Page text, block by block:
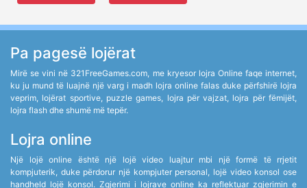
Pa pagesë lojërat
Mirë se vini në 321FreeGames.com, me kryesor lojra Online faqe internet,
ku ju mund të luajnë një varg i madh lojra online falas duke përfshirë lojra
veprim, lojërat sportive, puzzle games, lojra për vajzat, lojra për fëmijët,
lojra flash dhe shumë më tepër.
Lojra online
Një lojë online është një lojë video luajtur mbi një formë të rrjetit
kompjuterik, duke përdorur një kompjuter personal, lojë video konsol ose
handheld lojë konsol. Zgjerimi i lojrave online ka reflektuar zgjerimin e